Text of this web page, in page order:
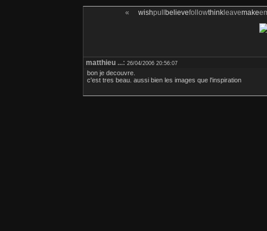
« wishpull believefollowthinkleavemake
matthieu ...: 26/04/2006 20:56:07
bon je decouvre.
c'est tres beau. aussi bien les images que l'inspiration